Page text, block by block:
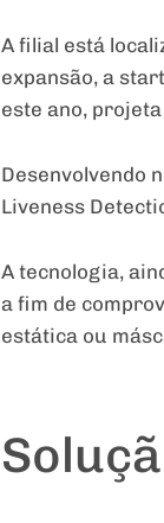
A filial está
expansão, a
este ano,
Desenvolvendo
Liveness
A tecnologia,
a fim de
estática ou